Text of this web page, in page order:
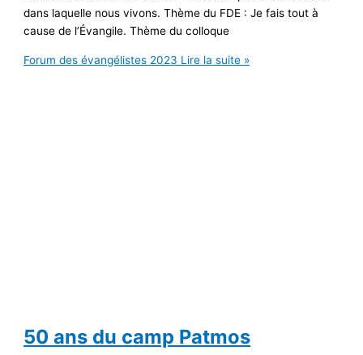
dans laquelle nous vivons. Thème du FDE : Je fais tout à
cause de l’Évangile. Thème du colloque
Forum des évangélistes 2023 Lire la suite »
50 ans du camp Patmos